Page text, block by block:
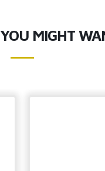
YOU MIGHT